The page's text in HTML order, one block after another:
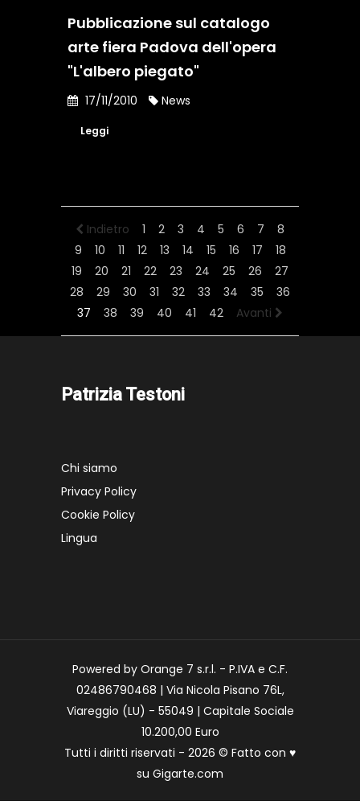
Pubblicazione sul catalogo
arte fiera Padova dell'opera
"L'albero piegato"
17/11/2010 News
Leggi
Indietro 1 2 3 4 5 6 7
8
9
10 11 12 13 14 15 16 17
18
19
20 21 22 23 24 25 26
27
28
29 30 31 32 33 34 35
36
37
38 39 40 41 42 Avanti
Patrizia Testoni
Chi siamo
Privacy Policy
Cookie Policy
Lingua
Powered by Orange 7 s.r.l. - P.IVA e C.F.
02486790468 | Via Nicola Pisano 76L,
Viareggio (LU) - 55049 | Capitale Sociale
10.200,00 Euro
Tutti i diritti riservati - 2026 © Fatto con ♥
su Gigarte.com